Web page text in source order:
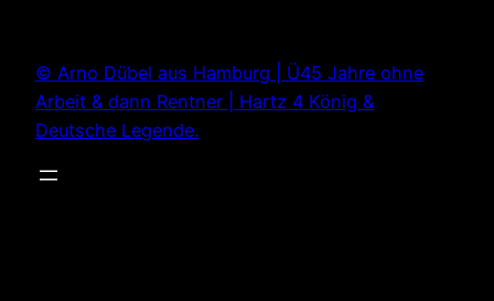
springen
© Arno Dübel aus Hamburg | Ü45 Jahre ohne
Arbeit & dann Rentner | Hartz 4 König &
Deutsche Legende.